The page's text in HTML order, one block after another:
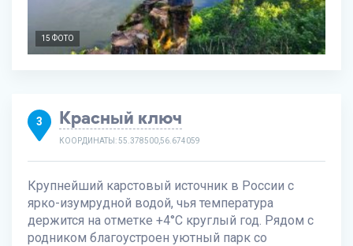
15 ФОТО
3 Красный ключ
КООРДИНАТЫ: 55.378500,56.674059
Крупнейший карстовый источник в России с
ярко-изумрудной водой, чья температура
держится на отметке +4°C круглый год. Рядом с
родником благоустроен уютный парк со